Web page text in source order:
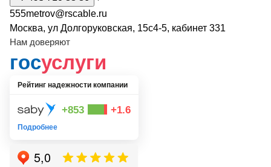
555metrov@rscable.ru
Москва, ул Долгоруковская, 15с4-5, кабинет 331
Нам доверяют
госуслуги
Рейтинг надежности компании
+853 +1.6
Подробнее